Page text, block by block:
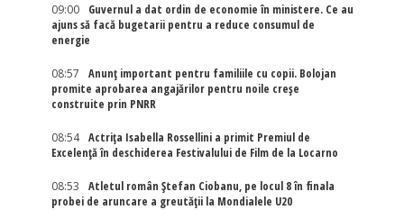
09:00
Guvernul a dat ordin de economie în ministere. Ce au
ajuns să facă bugetarii pentru a reduce consumul de
energie
08:57
Anunț important pentru familiile cu copii. Bolojan
promite aprobarea angajărilor pentru noile creșe
construite prin PNRR
08:54
Actriţa Isabella Rossellini a primit Premiul de
Excelenţă în deschiderea Festivalului de Film de la Locarno
08:53
Atletul român Ștefan Ciobanu, pe locul 8 în finala
probei de aruncare a greutății la Mondialele U20